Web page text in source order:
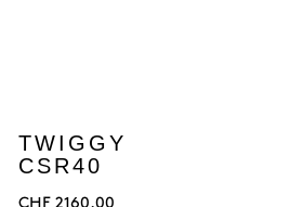
TWIGGY
CSR40
CHF2160.00